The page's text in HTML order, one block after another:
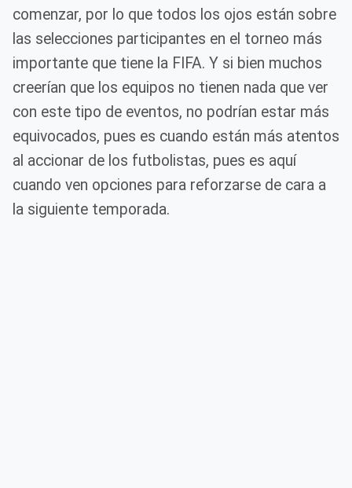
comenzar, por lo que todos los ojos están sobre
las selecciones participantes en el torneo más
importante que tiene la FIFA. Y si bien muchos
creerían que los equipos no tienen nada que ver
con este tipo de eventos, no podrían estar más
equivocados, pues es cuando están más atentos
al accionar de los futbolistas, pues es aquí
cuando ven opciones para reforzarse de cara a
la siguiente temporada.